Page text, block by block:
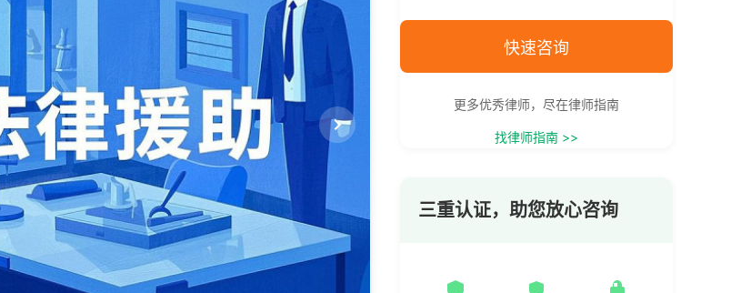
快速咨询
更多优秀律师，尽在律师指南
找律师指南 >>
三重认证，助您放心咨询